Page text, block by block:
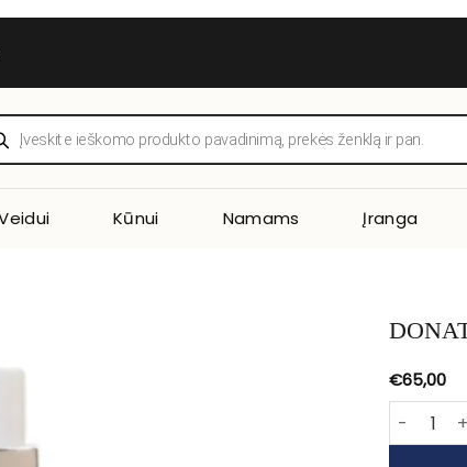
Kūnui Namams Įranga
€65,00
produkto